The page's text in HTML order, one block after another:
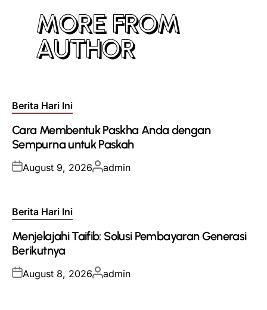
MORE FROM
AUTHOR
Posted
Berita Hari Ini
Cara Membentuk Paskha Anda dengan
Sempurna untuk Paskah
Posted
August 9, 2026Posted
admin
Posted
Berita Hari Ini
Menjelajahi Taifib: Solusi Pembayaran Generasi
Berikutnya
Posted
August 8, 2026Posted
admin